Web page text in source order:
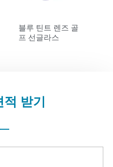
블루 틴트 렌즈 골
프 선글라스
받기